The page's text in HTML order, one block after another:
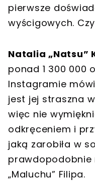
pierwsze
wyścigowych.
Natalia „Natsu”
ponad 1 300 000
Instagramie
jest jej straszna
więc nie
odkręceniem i
jaką zarobiła w
prawdopodobnie
„Maluchu” Filipa.